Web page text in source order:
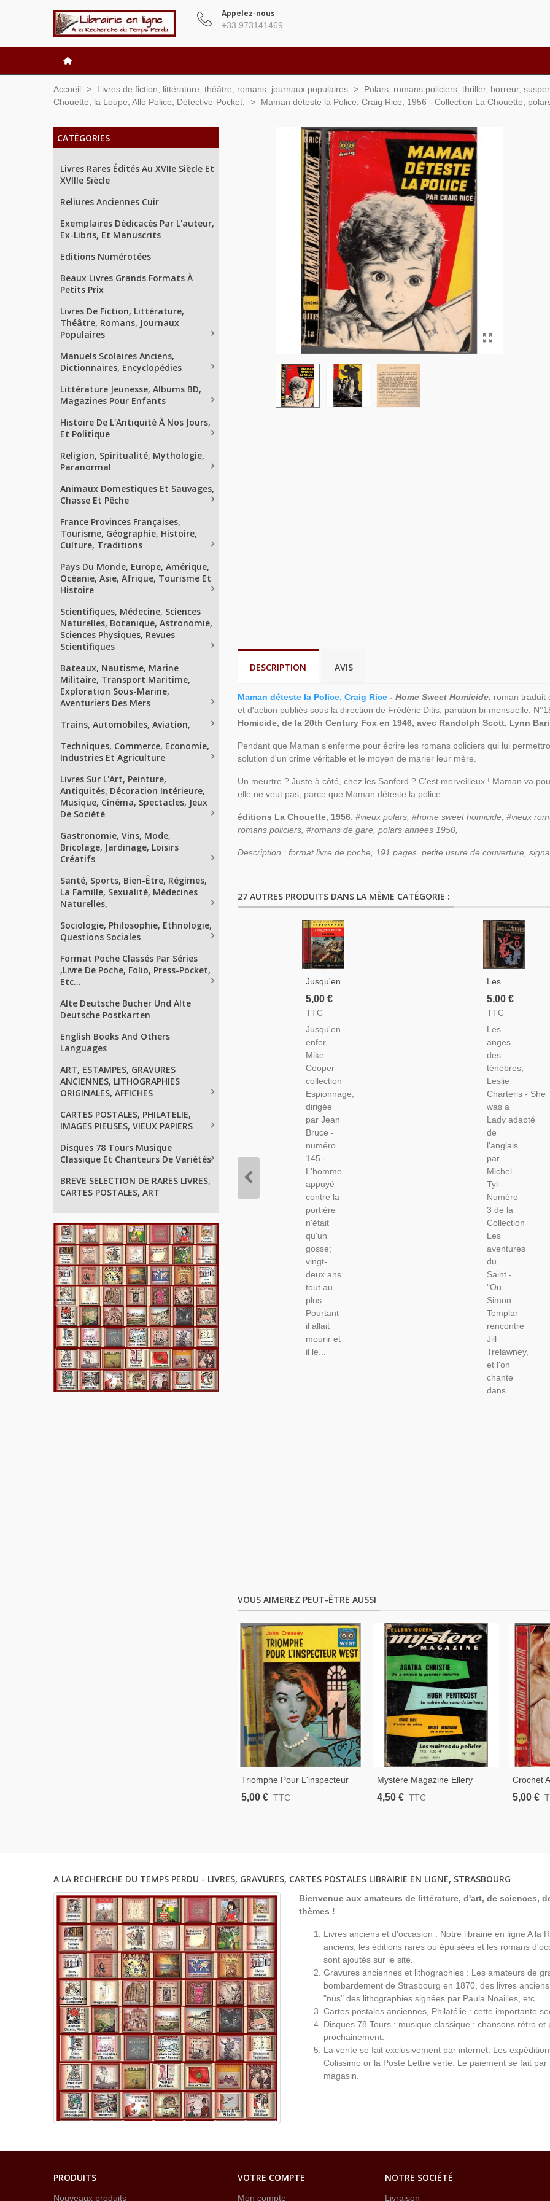
Appelez-nous
+33 973141469
Accueil > Livres de fiction, littérature, théâtre, romans, journaux populaires > Polars, romans policiers, thriller, horreur,
Chouette, la Loupe, Allo Police, Détective-Pocket,
> Maman déteste la Police, Craig Rice, 1956 - Collection La Chouette,
CATÉGORIES
Livres Rares Édités Au XVIIe Siècle Et
XVIIIe Siècle
Reliures Anciennes Cuir
Exemplaires Dédicacés Par L'auteur,
Ex-Libris, Et Manuscrits
Editions Numérotées
Beaux Livres Grands Formats À
Petits Prix
Livres De Fiction, Littérature,
Théâtre, Romans, Journaux
Populaires
Manuels Scolaires Anciens,
Dictionnaires, Encyclopédies
Littérature Jeunesse, Albums BD,
Magazines Pour Enfants
Histoire De L'Antiquité À Nos Jours,
Et Politique
Religion, Spiritualité, Mythologie,
Paranormal
Animaux Domestiques Et Sauvages,
Chasse Et Pêche
France Provinces Françaises,
Tourisme, Géographie, Histoire,
Culture, Traditions
Pays Du Monde, Europe, Amérique,
Océanie, Asie, Afrique, Tourisme Et
Histoire
Scientifiques, Médecine, Sciences
Naturelles, Botanique, Astronomie,
Sciences Physiques, Revues
Scientifiques
Bateaux, Nautisme, Marine
Militaire, Transport Maritime,
Exploration Sous-Marine,
Aventuriers Des Mers
Trains, Automobiles, Aviation,
Techniques, Commerce, Economie,
Industries Et Agriculture
Livres Sur L'Art, Peinture,
Antiquités, Décoration Intérieure,
Musique, Cinéma, Spectacles, Jeux
De Société
Gastronomie, Vins, Mode,
Bricolage, Jardinage, Loisirs
Créatifs
Santé, Sports, Bien-Être, Régimes,
La Famille, Sexualité, Médecines
Naturelles,
Sociologie, Philosophie, Ethnologie,
Questions Sociales
Format Poche Classés Par Séries
,Livre De Poche, Folio, Press-Pocket,
Etc...
Alte Deutsche Bücher Und Alte
Deutsche Postkarten
English Books And Others
Languages
ART, ESTAMPES, GRAVURES
ANCIENNES, LITHOGRAPHIES
ORIGINALES, AFFICHES
CARTES POSTALES, PHILATELIE,
IMAGES PIEUSES, VIEUX PAPIERS
Disques 78 Tours Musique
Classique Et Chanteurs De Variétés
BREVE SELECTION DE RARES LIVRES,
CARTES POSTALES, ART
DESCRIPTION AVIS
Maman déteste la Police, Craig Rice - Home Sweet Homicide, roman traduit
et d'action publiés sous la direction de Frédéric Ditis, parution bi-mensuelle.
Homicide, de la 20th Century Fox en 1946, avec Randolph Scott, Lynn
Pendant que Maman s'enferme pour écrire les romans policiers qui lui
solution d'un crime véritable et le moyen de marier leur mère.
Un meurtre ? Juste à côté, chez les Sanford ? C'est merveilleux ! Maman va
elle ne veut pas, parce que Maman déteste la police...
éditions La Chouette, 1956. #vieux polars, #home sweet homicide, #vieux
romans policiers, #romans de gare, polars années 1950,
Description : format livre de poche, 191 pages. petite usure de couverture,
27 AUTRES PRODUITS DANS LA MÊME CATÉGORIE :
Jusqu'en
Enfer,
Mike
1962 -
Espionnage,
Jean
Bruce,
Presses
De La
Cité,
Polar,
Roman
Policier,
Roman
De Gare,
5,00 €
TTC
Jusqu'en
enfer,
Mike
Cooper -
collection
Espionnage,
dirigée
par Jean
Bruce -
numéro
145 -
L'homme
appuyé
contre la
portière
n'était
qu'un
gosse;
vingt-
deux ans
tout au
plus.
Pourtant
il allait
mourir et
il le...
Les
Anges
Des
Leslie
Charteris,
1950 -,
Les
Aventures
Du Saint,
Roman
Policier,
5,00 €
TTC
Les
anges
des
ténèbres,
Leslie
Charteris - She
was a
Lady adapté
de
l'anglais
par
Michel-
Tyl -
Numéro
3 de la
Collection
Les
aventures
du
Saint -
"Ou
Simon
Templar
rencontre
Jill
Trelawney,
et l'on
chante
dans...
VOUS AIMEREZ PEUT-ÊTRE AUSSI
Triomphe Pour L'inspecteur
West, John Creasey, 1960 -,
Inspecteur West, La Chouette,
5,00 € TTC
Mystère Magazine Ellery
Queen N°168 Jan 1962,
Agatha Christie, Hugh
4,50 € TTC
Crochet
1957 -
Policier,
5,00 €
A LA RECHERCHE DU TEMPS PERDU - LIVRES, GRAVURES, CARTES POSTALES LIBRAIRIE EN LIGNE, STRASBOURG
Bienvenue aux amateurs de littérature, d'art, de sciences,
thèmes !
Livres anciens et d'occasion : Notre librairie en ligne A la
anciens, les éditions rares ou épuisées et les romans
sont ajoutés sur le site.
Gravures anciennes et lithographies : Les amateurs de
bombardement de Strasbourg en 1870, des livres
"nus" des lithographies signées par Paula Noailles, etc...
Cartes postales anciennes, Philatélie : cette importante
Disques 78 Tours : musique classique ; chansons rétro
prochainement.
La vente se fait exclusivement par internet. Les
Colissimo or la Poste Lettre verte. Le paiement se fait
magasin.
PRODUITS
Nouveaux produits
VOTRE COMPTE
Mon compte
NOTRE SOCIÉTÉ
Livraison